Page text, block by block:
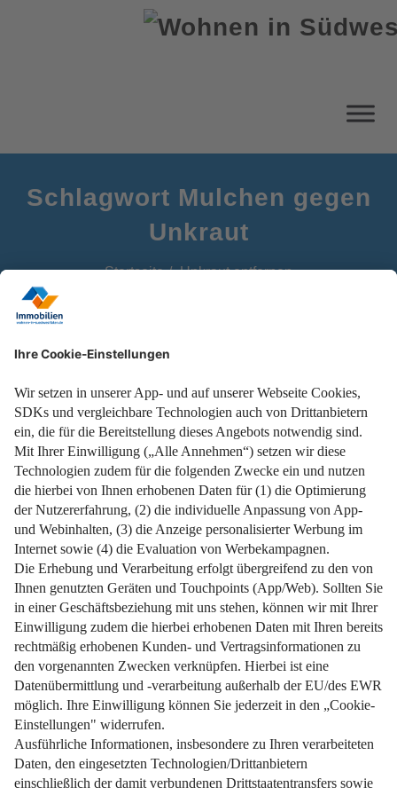
Schlagwort Mulchen gegen
Unkraut
Startseite Unkraut entfernen
Erfahren Sie, wie Sie Unkraut nachhaltig entfernen und
dabei Zeit sparen.
Weiterlesen
Impressum Datenschutz Nutzungsbedingungen
Pflichtinformationen AGB Über uns Bildquellen
Barrierefreiheit Widerrufsformular